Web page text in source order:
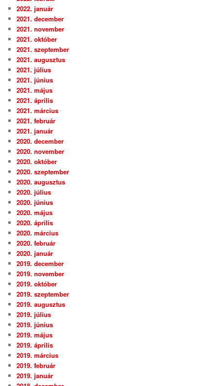
2022. január
2021. december
2021. november
2021. október
2021. szeptember
2021. augusztus
2021. július
2021. június
2021. május
2021. április
2021. március
2021. február
2021. január
2020. december
2020. november
2020. október
2020. szeptember
2020. augusztus
2020. július
2020. június
2020. május
2020. április
2020. március
2020. február
2020. január
2019. december
2019. november
2019. október
2019. szeptember
2019. augusztus
2019. július
2019. június
2019. május
2019. április
2019. március
2019. február
2019. január